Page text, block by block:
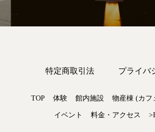
特定商取引法 プライバ
TOP 体験 館内施設 物産棟 (カフ
イベント 料金・アクセス